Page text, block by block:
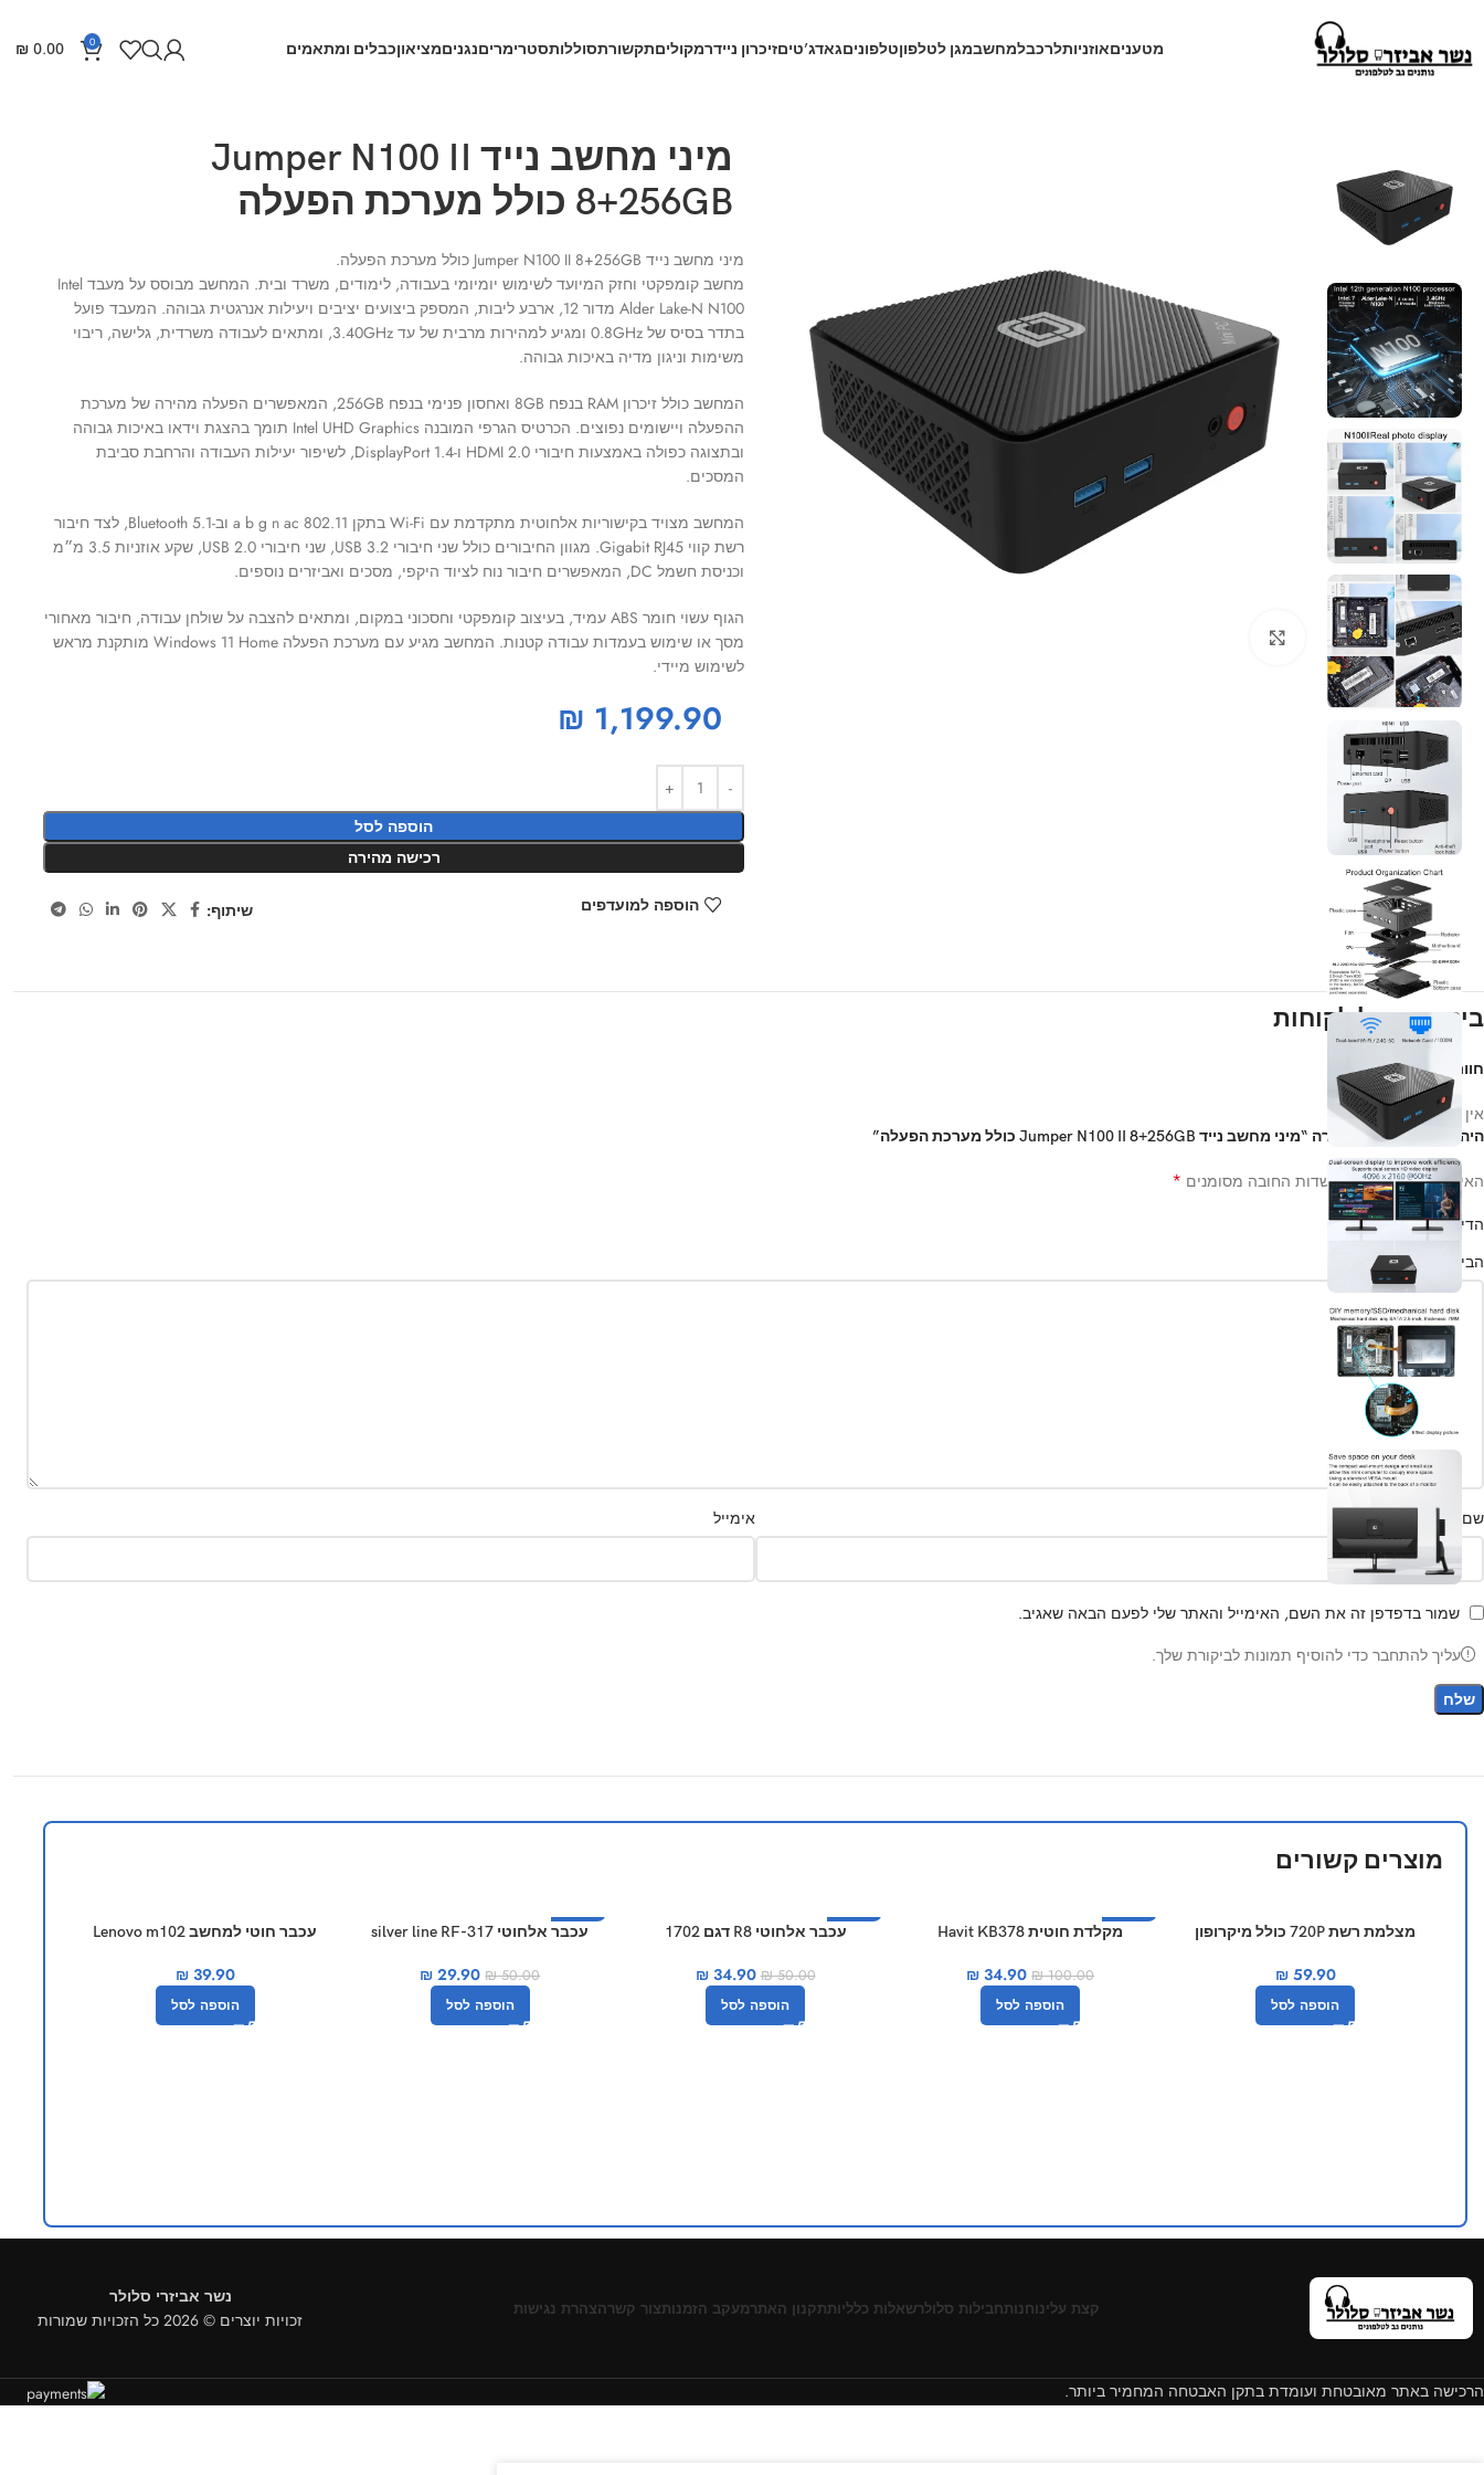
מטעניםאוזניותלרכבלמחשבמגן לטלפוןטלפוניםגאדג’טיםזיכרון ניידרמקוליםתקשורתסוללותסטרימריםנגניםמציאוןכבלים ומתאמים 0
₪ 0.00
מיני מחשב נייד Jumper N100 II
8+256GB כולל מערכת הפעלה
מיני מחשב נייד Jumper N100 II 8+256GB כולל מערכת הפעלה.
מחשב קומפקטי וחזק המיועד לשימוש יומיומי בעבודה, לימודים, משרד ובית. המחשב מבוסס על מעבד Intel
Alder Lake-N N100 מדור 12, ארבע ליבות, המספק ביצועים יציבים ויעילות אנרגטית גבוהה. המעבד פועל
בתדר בסיס של 0.8GHz ומגיע למהירות מרבית של עד 3.40GHz, ומתאים לעבודה משרדית, גלישה, ריבוי
משימות וניגון מדיה באיכות גבוהה.
המחשב כולל זיכרון RAM בנפח 8GB ואחסון פנימי בנפח 256GB, המאפשרים הפעלה מהירה של מערכת
ההפעלה ויישומים נפוצים. הכרטיס הגרפי המובנה Intel UHD Graphics תומך בהצגת וידאו באיכות גבוהה
ובתצוגה כפולה באמצעות חיבורי HDMI 2.0 ו-DisplayPort 1.4, לשיפור יעילות העבודה והרחבת סביבת
המסכים.
המחשב מצויד בקישוריות אלחוטית מתקדמת עם Wi-Fi בתקן 802.11 a b g n ac וב-Bluetooth 5.1, לצד חיבור
רשת קווי Gigabit RJ45. מגוון החיבורים כולל שני חיבורי USB 3.2, שני חיבורי USB 2.0, שקע אוזניות 3.5 מ״מ
וכניסת חשמל DC, המאפשרים חיבור נוח לציוד היקפי, מסכים ואביזרים נוספים.
הגוף עשוי חומר ABS עמיד, בעיצוב קומפקטי וחסכוני במקום, ומתאים להצבה על שולחן עבודה, חיבור מאחורי
מסך או שימוש בעמדות עבודה קטנות. המחשב מגיע עם מערכת הפעלה Windows 11 Home מותקנת מראש
לשימוש מיידי.
₪ 1,199.90
הוספה לסל
רכישה מהירה
הוספה למועדפים שיתוף:
ביקורות של לקוחות
חוות דעת
אין עדיין חוות דעת.
היה הראשון לכתוב סקירה “מיני מחשב נייד Jumper N100 II 8+256GB כולל מערכת הפעלה”
האימייל לא יוצג באתר. שדות החובה מסומנים *
הדירוג שלך*
הביקורת שלך*
שם אימייל
שמור בדפדפן זה את השם, האימייל והאתר שלי לפעם הבאה שאגיב.
עליך להתחבר כדי להוסיף תמונות לביקורת שלך.
מוצרים קשורים
מצלמת רשת 720P כולל מיקרופון
₪59.90
הוספה לסל
-65%‏מקלדת חוטית Havit KB378
₪100.00
₪ 34.90
הוספה לסל
-30%עכבר אלחוטי R8 דגם 1702
₪50.00
₪34.90
הוספה לסל
-40%
עכבר אלחוטי silver line RF-317
₪50.00
₪ 29.90
הוספה לסל
עכבר חוטי למחשב Lenovo m102
₪39.90
הוספה לסל
קצת עלינוחנותחבילות סלולרשאלות כלליותתקנון האתרמעקב הזמנותצור קשרהצהרת נגישות
נשר אביזרי סלולר
זכויות יוצרים © 2026 כל הזכויות שמורות
הרכישה באתר מאובטחת ועומדת בתקן האבטחה המחמיר ביותר.